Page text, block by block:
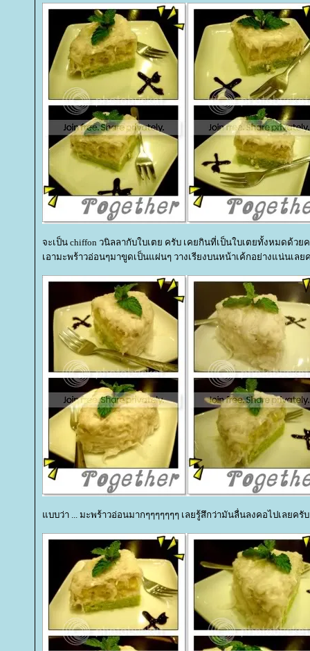
จะเป็น chiffon วนิลลากับใบเตย ครับ เคยกินที่เป็นใบเตยทั้งหมดด้ว
เอามะพร้าวอ่อนๆมาขูดเป็นแผ่นๆ วางเรียงบนหน้าเค้กอย่างแน่นเลย
บบว่า ... มะพร้าวอ่อนมากๆๆๆๆๆๆๆ เลยรู้สึกว่ามันลื่นลงคอไปเลยครับ